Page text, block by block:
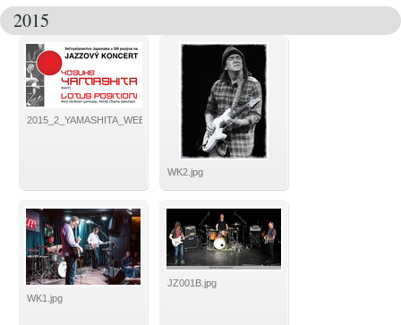
2015
2015_2_YAMASHITA_WEB_K13_660x365.png
WK2.jpg
WK1.jpg
JZ001B.jpg